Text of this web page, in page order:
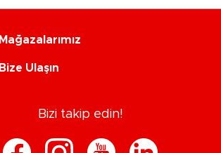
Mağazalarımız
Bize Ulaşın
Bizi takip edin!